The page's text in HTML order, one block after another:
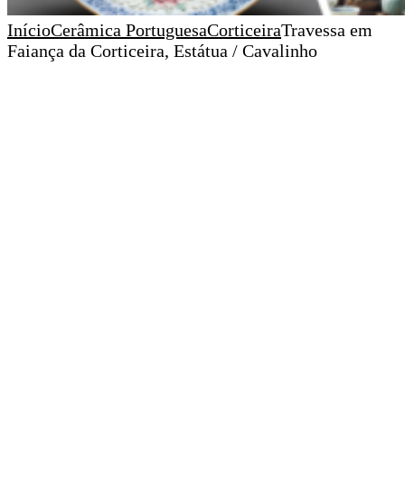
InícioCerâmica PortuguesaCorticeiraTravessa em
Faiança da Corticeira, Estátua / Cavalinho